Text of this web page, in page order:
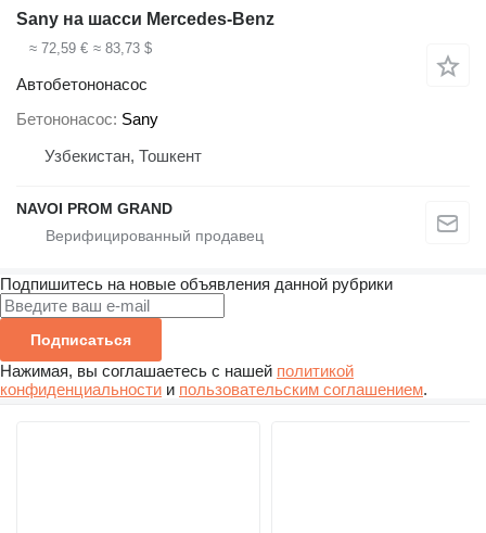
Sany на шасси Mercedes-Benz
≈ 72,59 € ≈ 83,73 $
Автобетононасос
Бетононасос Sany
Узбекистан, Тошкент
NAVOI PROM GRAND
Подпишитесь на новые объявления данной рубрики
Подписаться
Нажимая, вы соглашаетесь с нашей политикой
конфиденциальности и пользовательским соглашением.